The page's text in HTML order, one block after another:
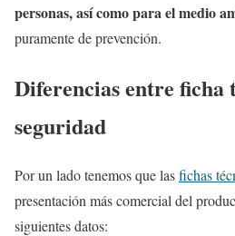
personas, así como para el medio
puramente de prevención.
Diferencias entre ficha
seguridad
Por un lado tenemos que lasfichas
presentación más comercial del
siguientes datos: